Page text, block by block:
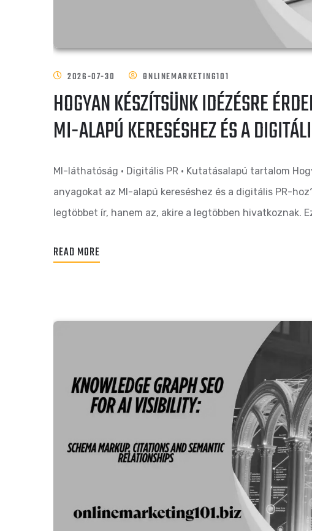
2026-07-30 ONLINEMARKETING101
HOGYAN KÉSZÍTSÜNK IDÉZÉSRE
MI-ALAPÚ KERESÉSHEZ ÉS A
MI-láthatóság · Digitális PR · Kutatásalapú tartalom
anyagokat az MI-alapú kereséshez és a digitális PR-
legtöbbet ír, hanem az, akire a legtöbben hivatkoznak.
READ MORE